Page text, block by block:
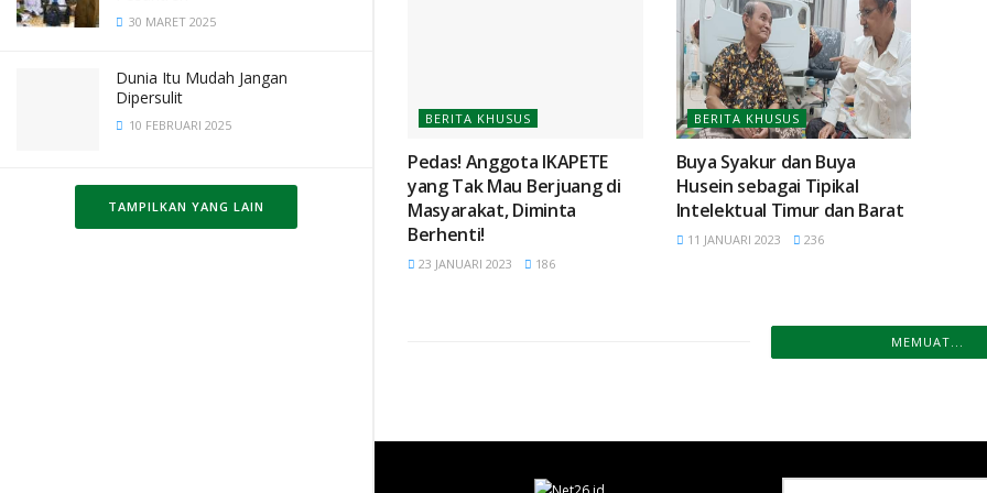
30 MARET 2025
Dunia Itu Mudah Jangan
Dipersulit
10 FEBRUARI 2025
TAMPILKAN YANG LAIN
BERITA KHUSUS
Pedas! Anggota IKAPETE
yang Tak Mau Berjuang di
Masyarakat, Diminta
Berhenti!
23 JANUARI 2023 186
BERITA KHUSUS
Buya Syakur dan Buya
Husein sebagai Tipikal
Intelektual Timur dan Barat
11 JANUARI 2023 236
MEMUAT...